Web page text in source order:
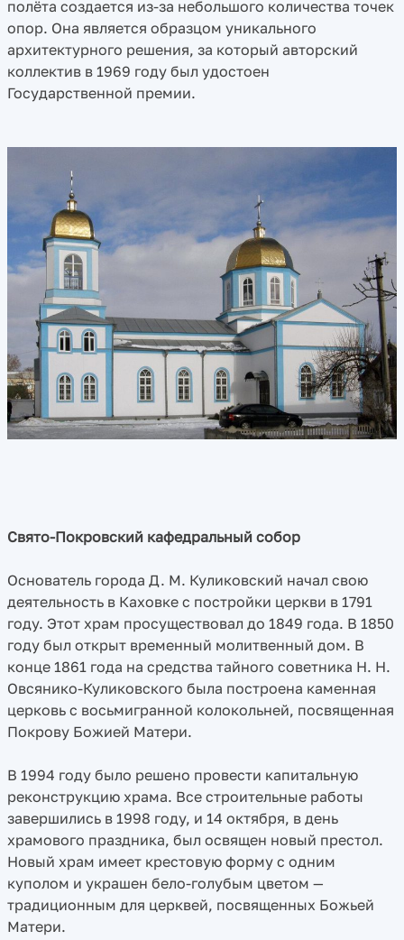
полёта создается из-за небольшого количества точек
опор. Она является образцом уникального
архитектурного решения, за который авторский
коллектив в 1969 году был удостоен
Государственной премии.
Свято-Покровский кафедральный собор
Основатель города Д. М. Куликовский начал свою
деятельность в Каховке с постройки церкви в 1791
году. Этот храм просуществовал до 1849 года. В 1850
году был открыт временный молитвенный дом. В
конце 1861 года на средства тайного советника Н. Н.
Овсянико-Куликовского была построена каменная
церковь с восьмигранной колокольней, посвященная
Покрову Божией Матери.
В 1994 году было решено провести капитальную
реконструкцию храма. Все строительные работы
завершились в 1998 году, и 14 октября, в день
храмового праздника, был освящен новый престол.
Новый храм имеет крестовую форму с одним
куполом и украшен бело-голубым цветом —
традиционным для церквей, посвященных Божьей
Матери.